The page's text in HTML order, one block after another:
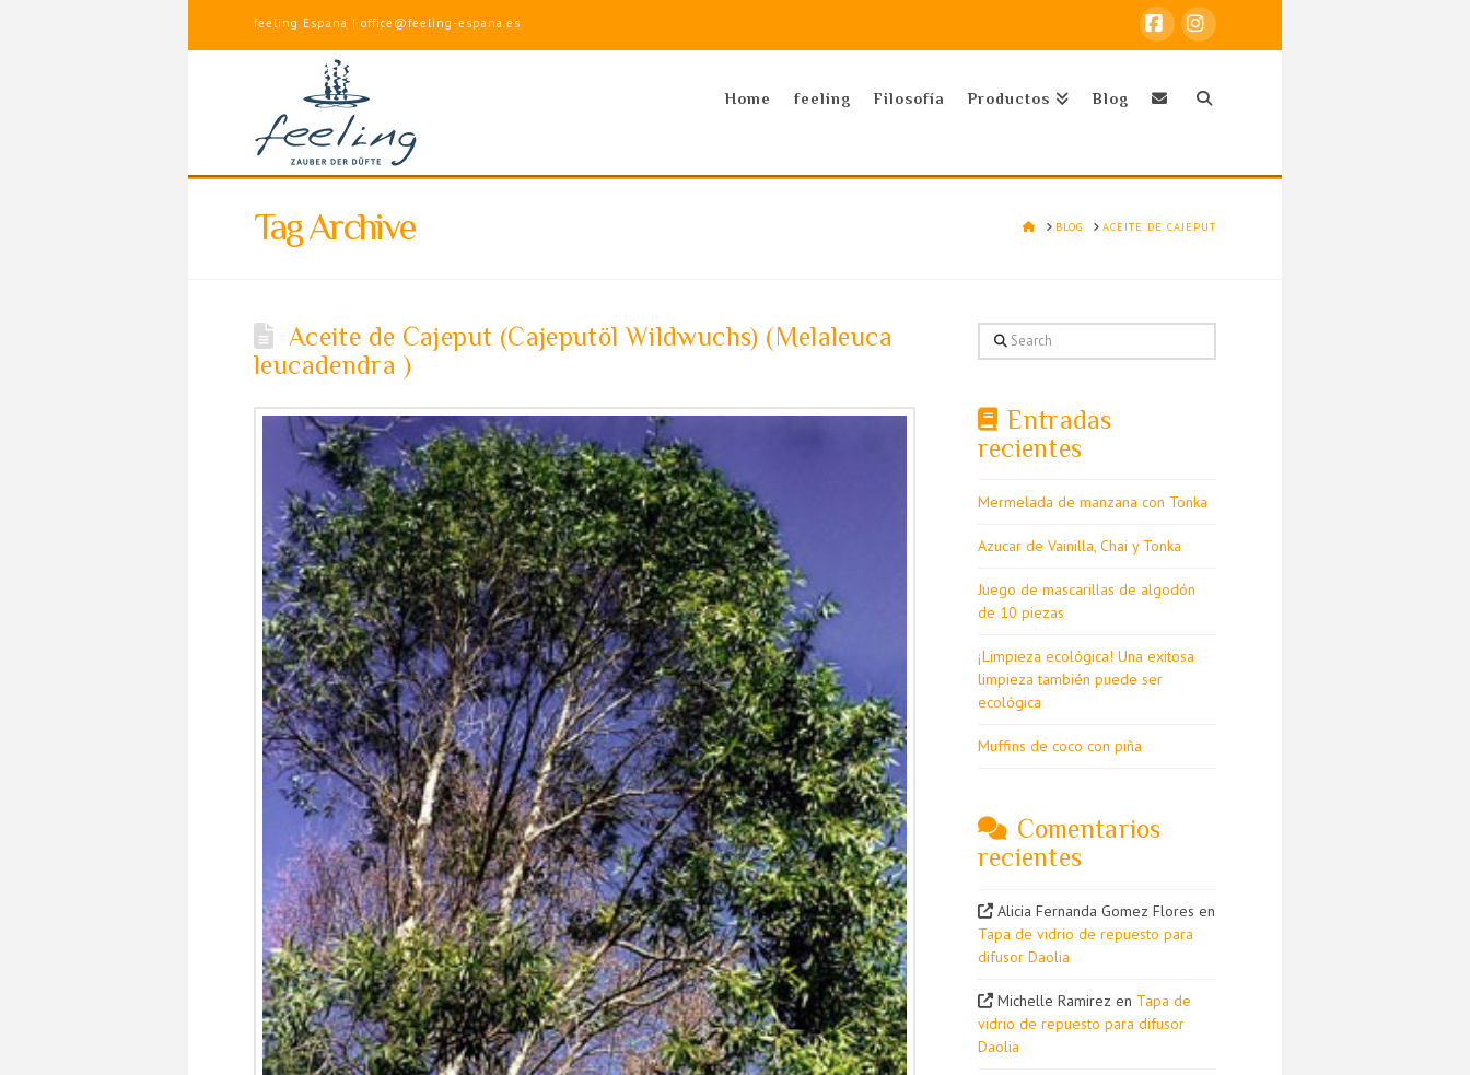
feeling Espana | office@feeling-espana.es
FacebookInstagram
Home feeling Filosofía Productos Blog
Tag Archive HOMEBLOG ACEITE DE CAJEPUT
Aceite de Cajeput (Cajeputöl Wildwuchs) (Melaleuca
leucadendra )
Search
Entradas
recientes
Mermelada de manzana con Tonka
Azucar de Vainilla, Chai y Tonka
Juego de mascarillas de algodón
de 10 piezas
¡Limpieza ecológica! Una exitosa
limpieza también puede ser
ecológica
Muffins de coco con piña
Comentarios
recientes
Alicia Fernanda Gomez Flores en
Tapa de vidrio de repuesto para
difusor Daolia
Michelle Ramirez en Tapa de
vidrio de repuesto para difusor
Daolia